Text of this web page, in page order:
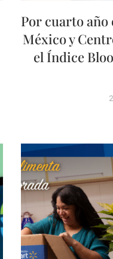
Por cuarto
México y
el Índice